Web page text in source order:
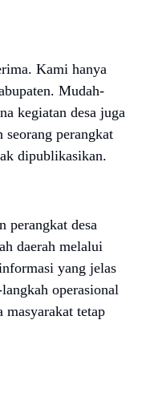
Kami hanya
Mudah-
kegiatan desa juga
perangkat
dipublikasikan.
perangkat desa
daerah melalui
yang jelas
operasional
masyarakat tetap